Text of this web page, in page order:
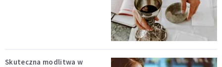
Skuteczna modlitwa w